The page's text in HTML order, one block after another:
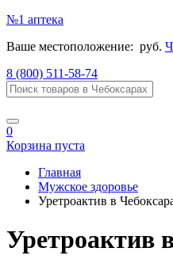
№1 аптека
Ваше местоположение: руб.
8 (800) 511-58-74
0
Корзина пуста
Главная
Мужское здоровье
Уретроактив в
Уретроактив